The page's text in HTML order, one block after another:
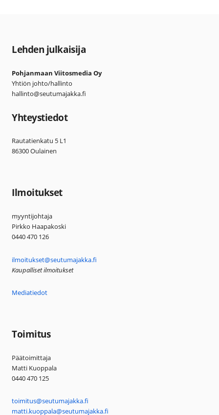
Lehden julkaisija
Pohjanmaan Viitosmedia Oy
Yhtiön johto/hallinto
hallinto@seutumajakka.fi
Yhteystiedot
Rautatienkatu 5 L1
86300 Oulainen
Ilmoitukset
myyntijohtaja
Pirkko Haapakoski
0440 470 126
ilmoitukset@seutumajakka.fi
Kaupalliset ilmoitukset
Mediatiedot
Toimitus
Päätoimittaja
Matti Kuoppala
0440 470 125
toimitus@seutumajakka.fi
matti.kuoppala@seutumajakka.fi